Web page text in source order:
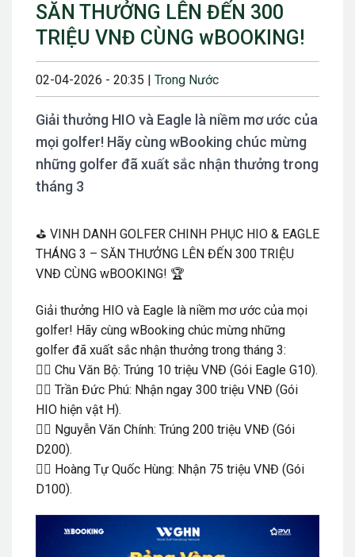
SĂN THƯỞNG LÊN ĐẾN 300
TRIỆU VNĐ CÙNG wBOOKING!
02-04-2026 - 20:35 | Trong Nước
Giải thưởng HIO và Eagle là niềm mơ ước của
mọi golfer! Hãy cùng wBooking chúc mừng
những golfer đã xuất sắc nhận thưởng trong
tháng 3
⛳ VINH DANH GOLFER CHINH PHỤC HIO & EAGLE
THÁNG 3 – SĂN THƯỞNG LÊN ĐẾN 300 TRIỆU
VNĐ CÙNG wBOOKING! 🏆
Giải thưởng HIO và Eagle là niềm mơ ước của mọi
golfer! Hãy cùng wBooking chúc mừng những
golfer đã xuất sắc nhận thưởng trong tháng 3:
🏌️‍♂️ Chu Văn Bộ: Trúng 10 triệu VNĐ (Gói Eagle G10).
🏌️‍♂️ Trần Đức Phú: Nhận ngay 300 triệu VNĐ (Gói
HIO hiện vật H).
🏌️‍♂️ Nguyễn Văn Chính: Trúng 200 triệu VNĐ (Gói
D200).
🏌️‍♂️ Hoàng Tự Quốc Hùng: Nhận 75 triệu VNĐ (Gói
D100).